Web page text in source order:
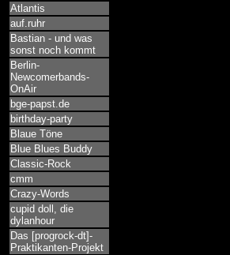
Atlantis
auf.ruhr
Bastian - und was
sonst noch kommt
Berlin-
Newcomerbands-
OnAir
bge-papst.de
birthday-party
Blaue Töne
Blue Blues Buddy
Classic-Rock
cmm
Crazy-Words
cupid doll, die
dylanhour
Das [progrock-dt]-
Praktikanten-Projekt